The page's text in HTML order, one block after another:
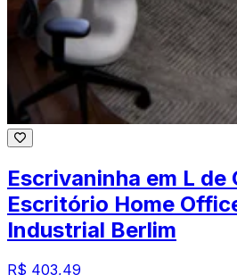
Escrivaninha em L de
Escritório Home
Industrial Berlim
R$ 403,49